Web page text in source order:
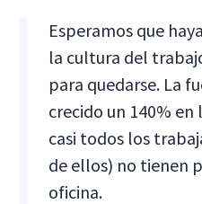
Esperamos que
la cultura del
para quedarse. La
crecido un 140%
casi todos los
de ellos) no tienen
oficina.